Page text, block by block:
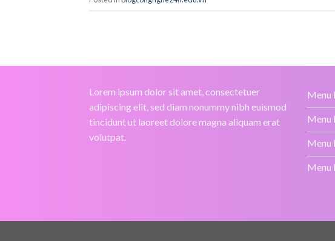
Lorem ipsum dolor sit amet, consectetuer
adipiscing elit, sed diam nonummy nibh euismod
tincidunt ut laoreet dolore magna aliquam erat
volutpat.
Menu
Menu
Menu
Menu